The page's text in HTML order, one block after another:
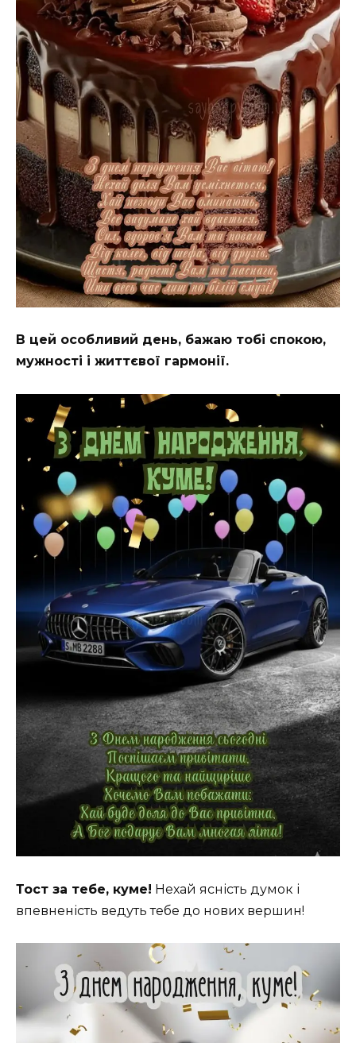
В цей особливий день, бажаю тобі спокою,
мужності і життєвої гармонії.
Тост за тебе, куме! Нехай ясність думок і
впевненість ведуть тебе до нових вершин!